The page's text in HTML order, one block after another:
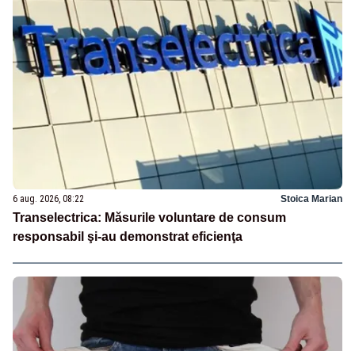
6 aug. 2026, 08:22 Stoica Marian
Transelectrica: Măsurile voluntare de consum
responsabil şi-au demonstrat eficienţa